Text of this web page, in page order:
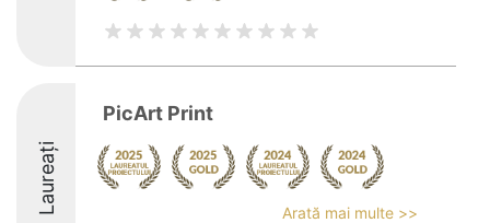
Laureați
PicArt Print
Arată mai multe >>